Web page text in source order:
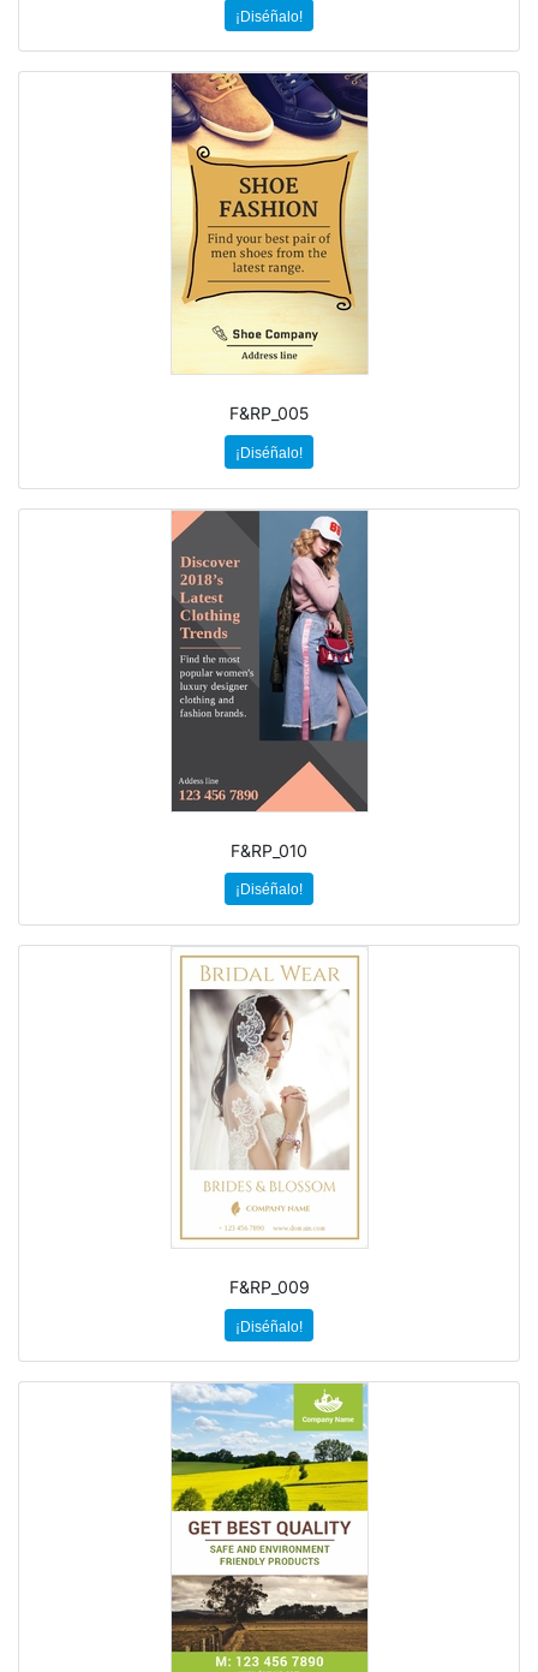
¡Diséñalo!
F&RP_005
¡Diséñalo!
F&RP_010
¡Diséñalo!
F&RP_009
¡Diséñalo!